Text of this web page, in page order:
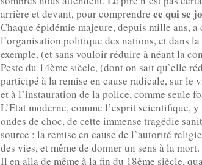
arrière et devant, pour comprendre ce qui se
Chaque épidémie majeure, depuis mille ans,
l’organisation politique des nations, et dans
exemple, (et sans vouloir réduire à néant la
Peste du 14ème siècle, (dont on sait qu’elle
participé à la remise en cause radicale, sur
et à l’instauration de la police, comme seule
L’Etat moderne, comme l’esprit scientifique,
ondes de choc, de cette immense tragédie
source : la remise en cause de l’autorité
des vies, et même de donner un sens à la
Il en alla de même à la fin du 18ème siècle,